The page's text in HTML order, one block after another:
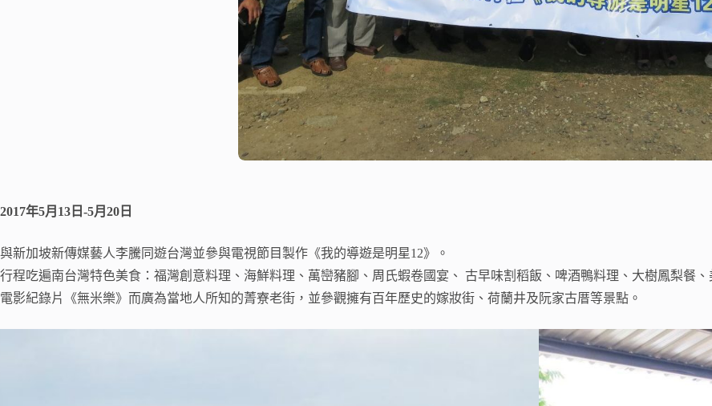
2017年5月13日-5月20日
與新加坡新傳媒藝人李騰同遊台灣並參與電視節目製作《我的導遊是明星12》。
行程吃遍南台灣特色美食：福灣創意料理、海鮮料理、萬巒豬腳、周氏蝦卷國宴、 古早味割稻飯、啤酒鴨料理、大樹鳳梨餐
電影紀錄片《無米樂》而廣為當地人所知的菁寮老街，並參觀擁有百年歷史的嫁妝街、荷蘭井及阮家古厝等景點。